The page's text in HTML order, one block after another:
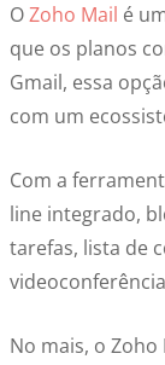
OZoho Mail é
que os planos
Gmail, essa
com um
Com a
line integrado,
tarefas, lista de
No mais, o